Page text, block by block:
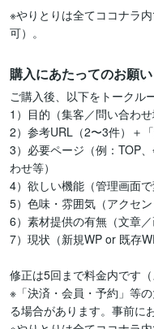
※やりとりは全てココナラ
可）。
購入にあたってのお願い
ご購入後、以下をトークル
1）目的（集客／問い合わ
2）参考URL（2〜3件）＋
3）必要ページ（例：TOP
わせ等）
4）欲しい機能（管理画面で
5）色味・雰囲気（アクセン
6）素材提供の有無（文章／
7）現状（新規WP or 既存
修正は5回まで料金内です（
※「決済・会員・予約」等
る場合があります。事前に